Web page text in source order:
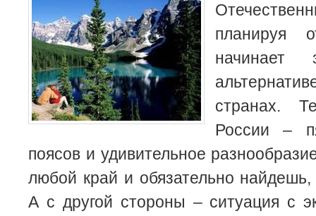
планируя
начинает
странах.
России –
поясов и удивительное
любой край и обязательно найдешь,
А с другой стороны – ситуация с